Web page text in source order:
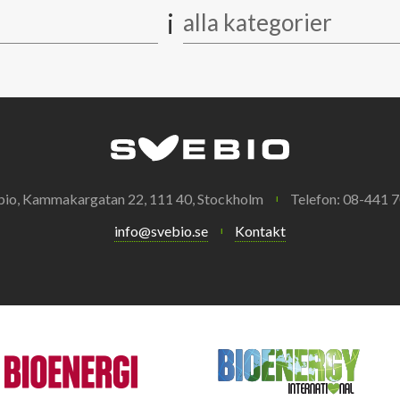
i alla kategorier
Kammakargatan 22, 111 40, Stockholm
Telefon: 08-441
info@svebio.se
Kontakt